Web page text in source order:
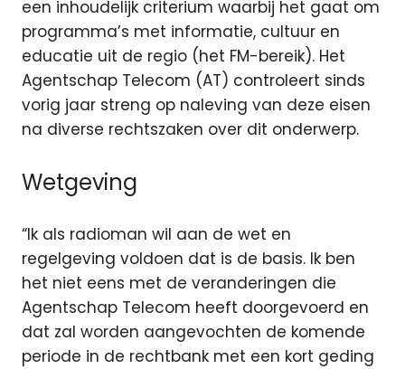
een inhoudelijk criterium waarbij het gaat om
programma’s met informatie, cultuur en
educatie uit de regio (het FM-bereik). Het
Agentschap Telecom (AT) controleert sinds
vorig jaar streng op naleving van deze eisen
na diverse rechtszaken over dit onderwerp.
Wetgeving
“Ik als radioman wil aan de wet en
regelgeving voldoen dat is de basis. Ik ben
het niet eens met de veranderingen die
Agentschap Telecom heeft doorgevoerd en
dat zal worden aangevochten de komende
periode in de rechtbank met een kort geding